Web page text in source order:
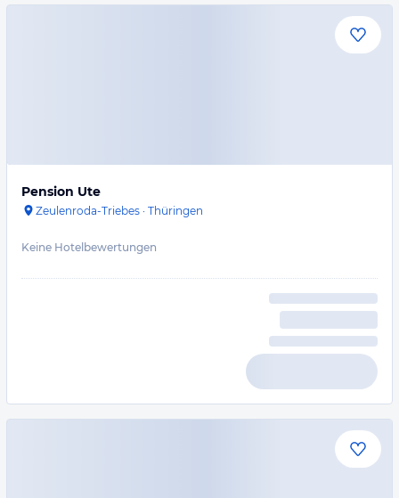
Pension Ute
Zeulenroda-Triebes · Thüringen
Keine Hotelbewertungen